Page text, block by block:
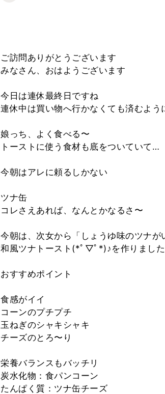
ご訪問ありがとうございます
みなさん、おはようございます
今日は連休最終日ですね
連休中は買い物へ行かなくても済むよ
娘っち、よく食べる〜
トーストに使う食材も底をついていて…
今朝はアレに頼るしかない
ツナ缶
コレさえあれば、なんとかなるさ〜
今朝は、次女から「しょうゆ味のツナが
和風ツナトースト(*ﾟ▽ﾟ*)♪を作りました
おすすめポイント
食感がイイ
コーンのプチプチ
玉ねぎのシャキシャキ
チーズのとろ〜り
栄養バランスもバッチリ
炭水化物：食パンコーン
たんぱく質：ツナ缶チーズ